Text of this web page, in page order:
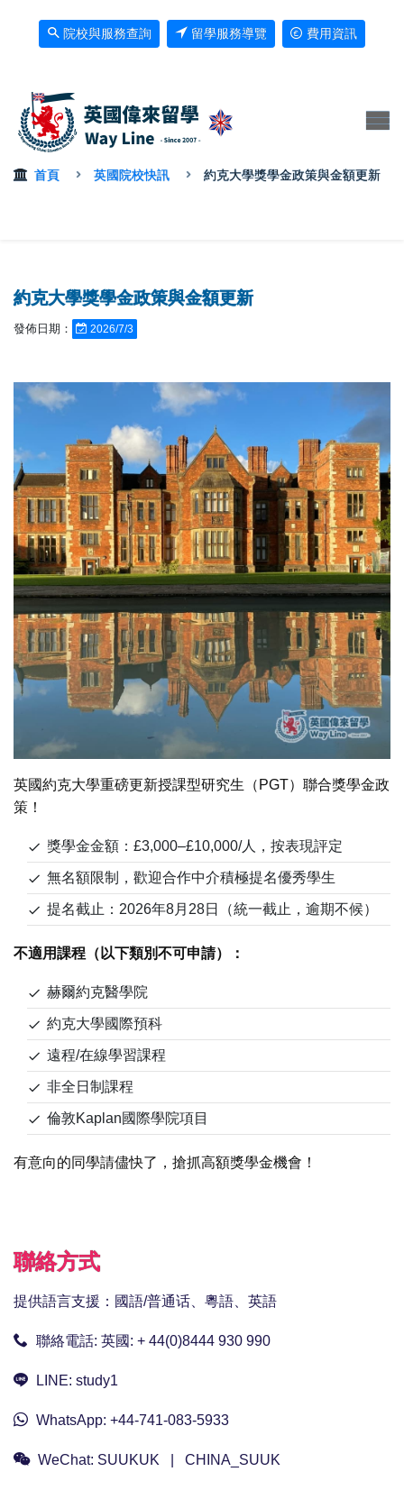
院校與服務查詢 留學服務導覽 費用資訊
首頁 英國院校快訊 約克大學獎學金政策與金額更新
約克大學獎學金政策與金額更新
發佈日期： 2026/7/3
英國約克大學重磅更新授課型研究生（PGT）聯合獎學金政
策！
獎學金金額：£3,000–£10,000/人，按表現評定
無名額限制，歡迎合作中介積極提名優秀學生
提名截止：2026年8月28日（統一截止，逾期不候）
不適用課程（以下類別不可申請）：
赫爾約克醫學院
約克大學國際預科
遠程/在線學習課程
非全日制課程
倫敦Kaplan國際學院項目
有意向的同學請儘快了，搶抓高額獎學金機會！
聯絡方式
提供語言支援：國語/普通话、粵語、英語
聯絡電話: 英國: + 44(0)8444 930 990
LINE: study1
WhatsApp: +44-741-083-5933
WeChat: SUUKUK | CHINA_SUUK